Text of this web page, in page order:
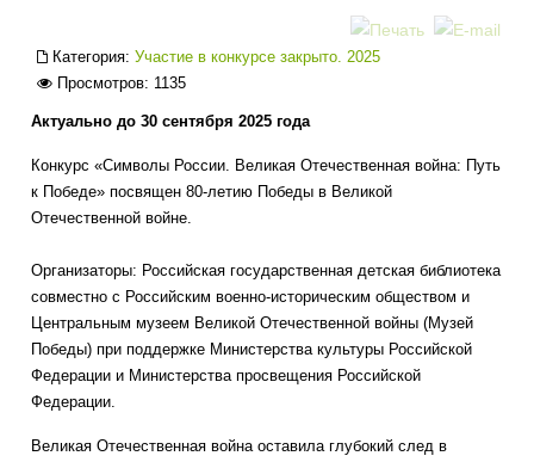
Категория:Участие в конкурсе закрыто. 2025
Просмотров: 1135
Актуально до 30 сентября 2025 года
Конкурс «Символы России. Великая Отечественная война: Путь
к Победе» посвящен 80-летию Победы в Великой
Отечественной войне.
Организаторы: Российская государственная детская библиотека
совместно с Российским военно-историческим обществом и
Центральным музеем Великой Отечественной войны (Музей
Победы) при поддержке Министерства культуры Российской
Федерации и Министерства просвещения Российской
Федерации.
Великая Отечественная война оставила глубокий след в